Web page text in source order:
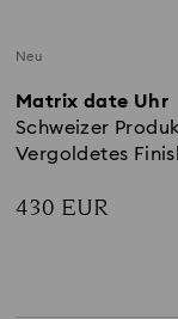
Neu
Matrix date Uhr
Schweizer
Vergoldetes
430 EUR